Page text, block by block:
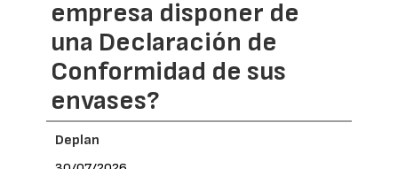
empresa disponer de
una Declaración de
Conformidad de sus
envases?
Deplan